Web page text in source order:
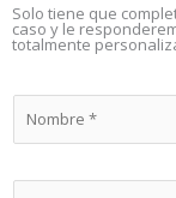
Solo tiene que
caso y le
totalmente
o
b